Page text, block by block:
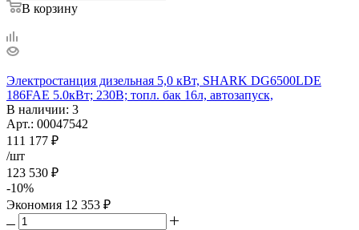
В корзину
Электростанция дизельная 5,0 кВт, SHARK DG6500LDE
186FAE 5.0кВт; 230В; топл. бак 16л, автозапуск,
В наличии: 3
Арт.: 00047542
111 177 ₽
/шт
123 530 ₽
-10%
Экономия 12 353 ₽